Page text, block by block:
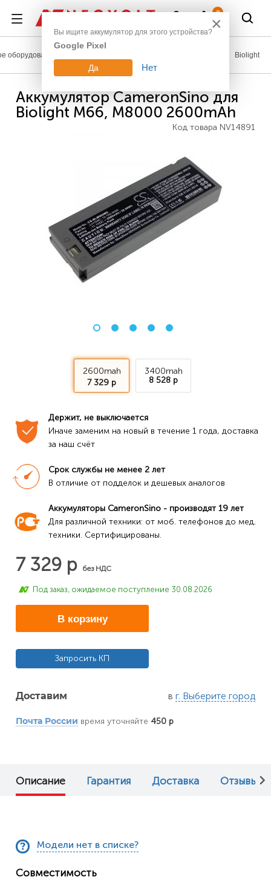
0
оборудование Biolight
Аккумулятор CameronSino для
Biolight M66, M8000 2600mAh
Код товара NV14891
2600mah
7 329 р
3400mah
8 528 р
Держит, не выключается
Иначе заменим на новый в течение 1 года, доставка
за наш счёт
Срок службы не менее 2 лет
В отличие от подделок и дешевых аналогов
Аккумуляторы CameronSino - производят 19 лет
Для различной техники: от моб. телефонов до мед.
техники. Сертифицированы.
7 329 р без НДС
Под заказ, ожидаемое поступление 30.08.2026
В корзину
Запросить КП
Доставим в г. Выберите город
Почта России время уточняйте 450 р
Описание Гарантия Доставка Отзывы (0)
Модели нет в списке?
Совместимость
×
Вы ищите аккумулятор для этого устройства?
Google Pixel
Да Нет